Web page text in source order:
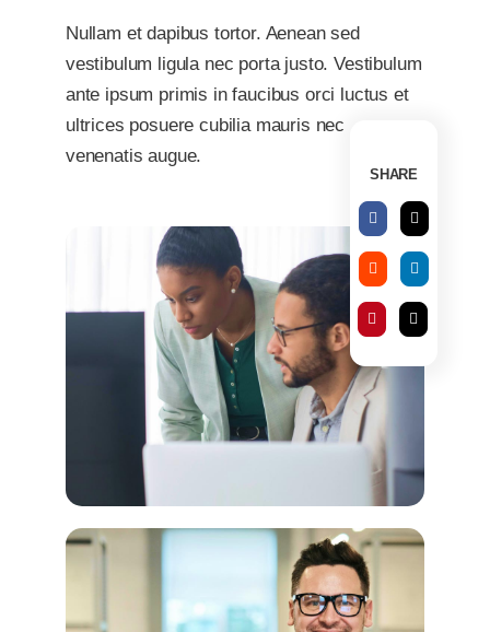
Nullam et dapibus tortor. Aenean sed
vestibulum ligula nec porta justo. Vestibulum
ante ipsum primis in faucibus orci luctus et
ultrices posuere cubilia mauris nec
venenatis augue.
SHARE